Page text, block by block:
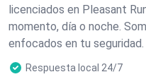
licenciados en Pleasant
momento, día o noche.
enfocados en tu seguridad.
Respuesta local 24/7